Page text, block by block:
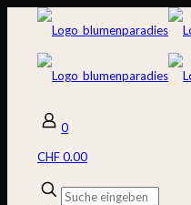
0
CHF 0.00